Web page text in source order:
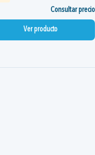
Consultar precio
Ver producto